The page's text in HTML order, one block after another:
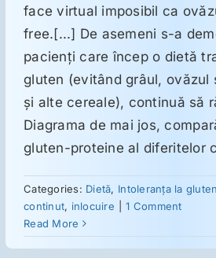
Mesajele lui Reichelt
Dietă
LDN
ORL
Oncologie
face virtual imposibil ca
free.[...] De asemeni s-a
pacienţi care încep o dietă
gluten (evitând grâul, ovăzul
şi alte cereale), continuă să
Diagrama de mai jos,
gluten-proteine al diferitelor
Categories: Dietă, Intoleranţa la gluten
continut, inlocuire
1 Comment
Read More